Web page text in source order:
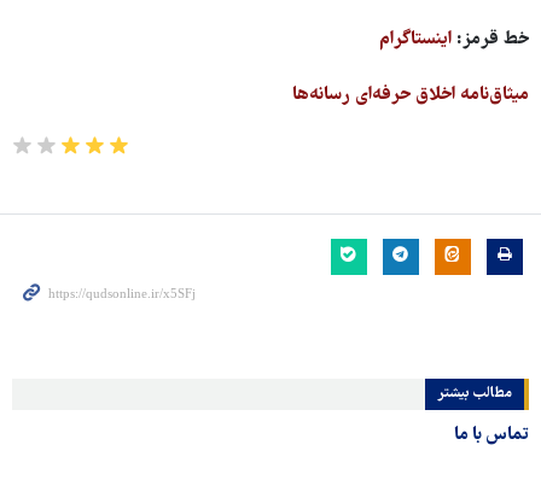
خط قرمز: اینستاگرام
میثاق‌نامه اخلاق حرفه‌ای رسانه‌ها
مطالب بیشتر
تماس با ما